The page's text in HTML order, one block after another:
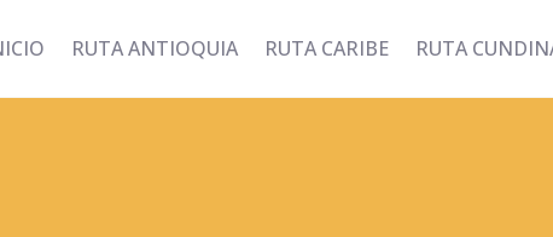
RUTA ANTIOQUIA RUTA CARIBE RUTA